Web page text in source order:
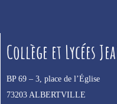
Collège et Lycées
BP 69 – 3, place de l’Église
73203 ALBERTVILLE